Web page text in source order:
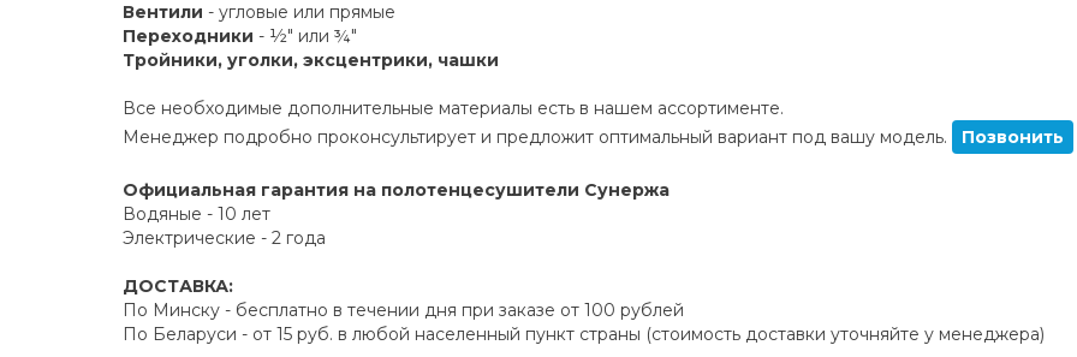
Вентили - угловые или прямые
Переходники - ½" или ¾"
Тройники, уголки, эксцентрики, чашки
Все необходимые дополнительные материалы есть в нашем ассортименте.
Менеджер подробно проконсультирует и предложит оптимальный вариант под вашу модель.
Позвонить
Официальная гарантия на полотенцесушители Сунержа
Водяные - 10 лет
Электрические - 2 года
ДОСТАВКА:
По Минску - бесплатно в течении дня при заказе от 100 рублей
По Беларуси - от 15 руб. в любой населенный пункт страны (стоимость доставки уточняйте у менеджера)